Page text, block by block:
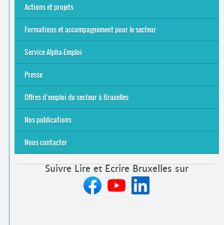
Actions et projets
Alpha-Jeux
Arts & Alpha
Jeudis du Cinéma
Le projet Alpha-TIC
Notre projet FSE
Tac-TIC Emploi
Formations et accompagnement pour le secteur
S’initier
Se former
Se rencontrer
Être accompagné·e
Service Alpha-Emploi
Équipe et contacts
Accompagnement individuel
Accompagnement collectif
Folder Service Alpha-Emploi
Presse
2021
2024
2025
Offres d’emploi du secteur à Bruxelles
Emplois rémunérés
Bénévolat
Candidature spontanée à Lire et Écrire Bruxelles
Nos publications
Nous contacter
Suivre Lire et Écrire Bruxelles sur